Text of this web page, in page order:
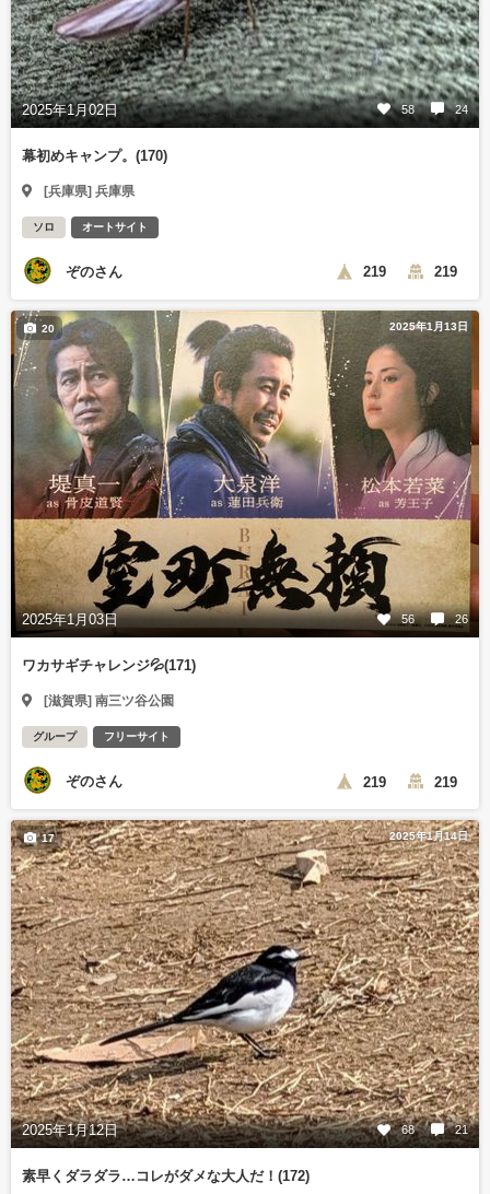
2025年1月02日 58 24
幕初めキャンプ。(170)
[兵庫県] 兵庫県
ソロ オートサイト
ぞのさん 219 219
2025年1月13日
2025年1月03日 56 26
20
ワカサギチャレンジ💦(171)
[滋賀県] 南三ツ谷公園
グループ フリーサイト
ぞのさん 219 219
2025年1月14日
2025年1月12日 68 21
17
素早くダラダラ…コレがダメな大人だ！(172)